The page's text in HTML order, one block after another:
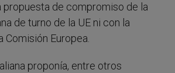
propuesta de compromiso de la
de turno de la UE ni con la
Comisión Europea.
proponía, entre otros